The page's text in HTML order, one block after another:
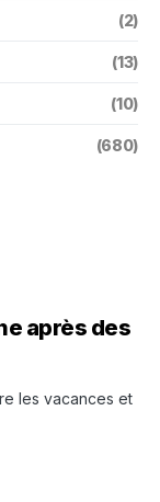
(2)
(13)
(10)
(680)
après des
les vacances et